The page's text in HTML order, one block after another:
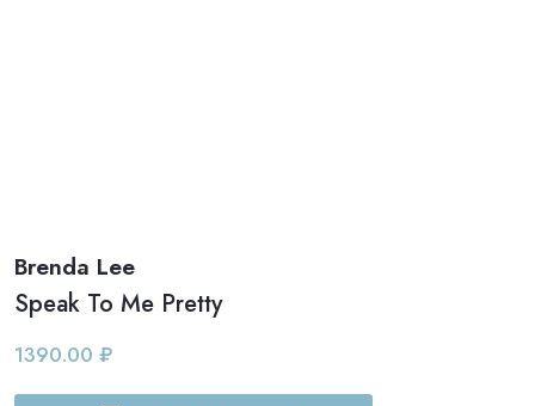
Brenda Lee
Speak To Me Pretty
1390.00 ₽